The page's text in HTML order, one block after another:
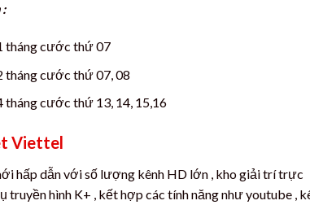
tháng cước thứ 07
tháng cước thứ 07, 08
tháng cước thứ 13, 14, 15,16
Viettel
hấp dẫn với số lượng kênh HD lớn , kho giải trí trực
hình K+ , kết hợp các tính năng như youtube ,